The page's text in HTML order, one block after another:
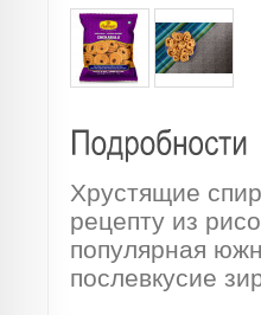
Хрустящие
рецепту из
популярная
послевкусие